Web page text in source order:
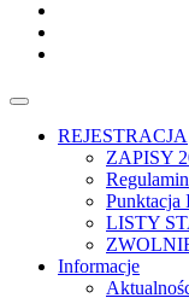
REJESTRACJA
ZAPISY
Regulamin
LISTY
Informacje